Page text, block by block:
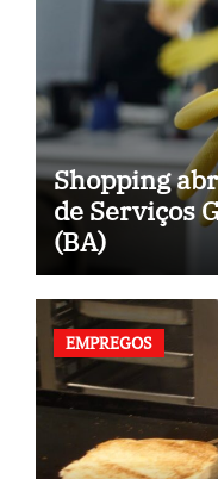
Shopping
de Serviços
(BA)
EMPREGOS